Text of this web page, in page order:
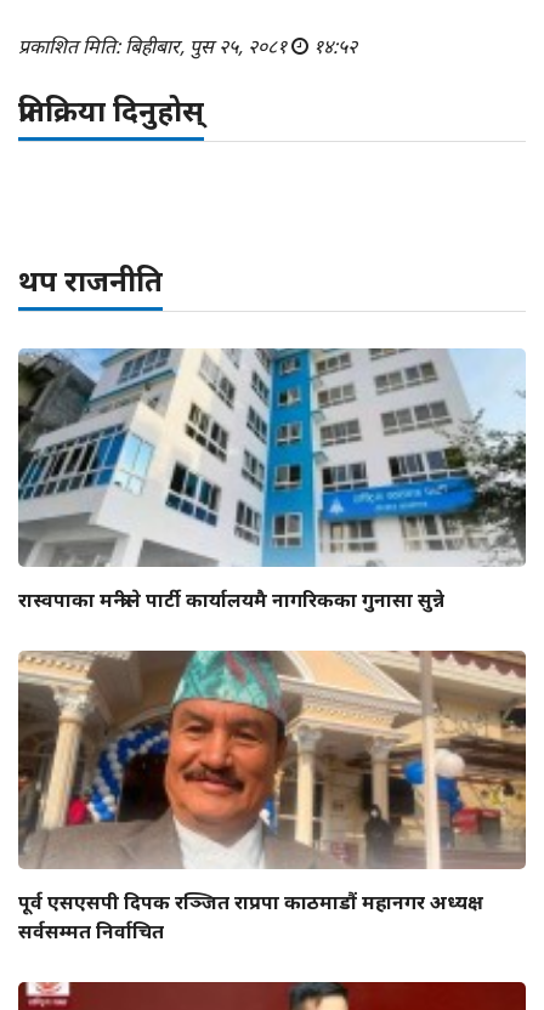
प्रकाशित मिति: बिहीबार, पुस २५, २०८१ १४:५२
प्रतिक्रिया दिनुहोस्
थप राजनीति
रास्वपाका मन्त्रीले पार्टी कार्यालयमै नागरिकका गुनासा सुन्ने
पूर्व एसएसपी दिपक रञ्जित राप्रपा काठमाडौं महानगर अध्यक्ष
सर्वसम्मत निर्वाचित